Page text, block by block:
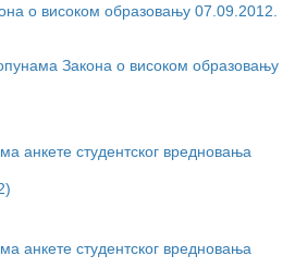
о високом образовању 07.09.2012.
Закона о високом образовању
анкете студентског вредновања
анкете студентског вредновања